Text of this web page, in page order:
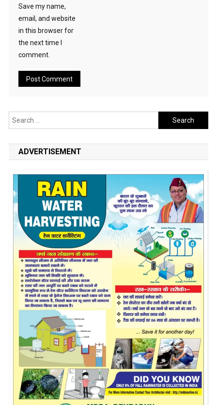
Save my name,
email, and website
in this browser for
the next time I
comment.
Search
for:
ADVERTISEMENT